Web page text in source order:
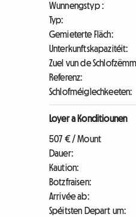
Wunnengstyp :
Typ:
Gemieterte Fläch:
Unterkunftskapazitéit:
Zuel vun de
Referenz:
Schlofméiglechkeeten:
Loyer a Konditiounen
507 € / Mount
Dauer:
Kaution:
Botzfraisen:
Arrivée ab:
Spéitsten Depart um: